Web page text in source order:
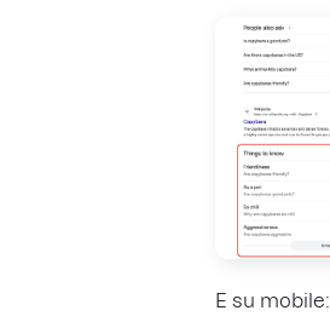
E su mobile: